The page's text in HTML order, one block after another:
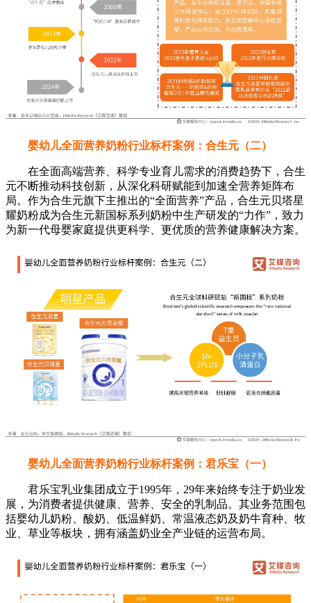
婴幼儿全面营养奶粉行业标杆案例：合生元（二）
在全面高端营养、科学专业育儿需求的消费趋势下，合生
元不断推动科技创新，从深化科研赋能到加速全营养矩阵布
局。作为合生元旗下主推出的“全面营养”产品，合生元贝塔星
耀奶粉成为合生元新国标系列奶粉中生产研发的“力作”，致力
为新一代母婴家庭提供更科学、更优质的营养健康解决方案。
婴幼儿全面营养奶粉行业标杆案例：君乐宝（一）
君乐宝乳业集团成立于1995年，29年来始终专注于奶业发
展，为消费者提供健康、营养、安全的乳制品。其业务范围包
括婴幼儿奶粉、酸奶、低温鲜奶、常温液态奶及奶牛育种、牧
业、草业等板块，拥有涵盖奶业全产业链的运营布局。